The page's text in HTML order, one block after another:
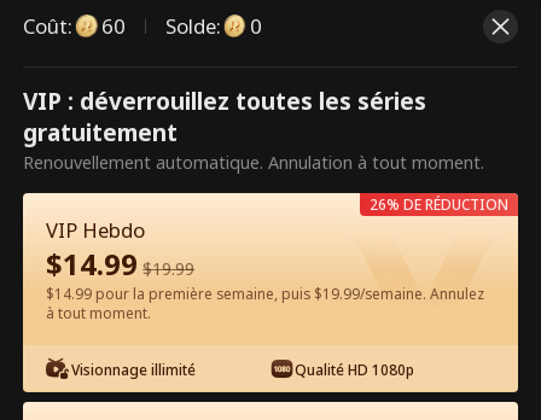
Ce sont des épisodes payants.
Débloquez pour regarder.
Regarder gratuitement sur l'App
Coût: 60 Solde: 0
VIP : déverrouillez toutes les séries
gratuitement
Renouvellement automatique. Annulation à tout moment.
VIP Hebdo
$14.99 $19.99
$14.99 pour la première semaine, puis $19.99/semaine. Annulez
à tout moment.
Visionnage illimité Qualité HD 1080p
26% DE RÉDUCTION